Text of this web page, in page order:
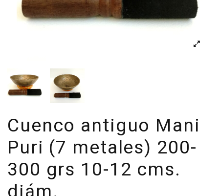
Cuenco antiguo Mani
Puri (7 metales) 200-
300 grs 10-12 cms.
diám.